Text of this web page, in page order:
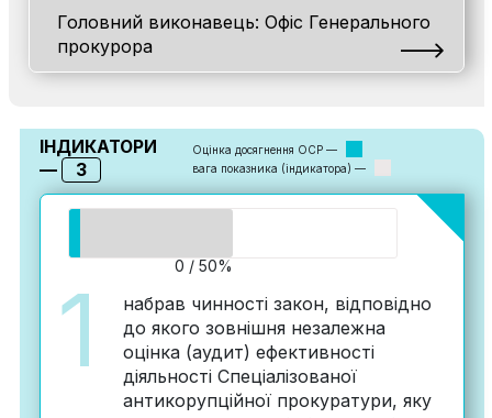
Головний виконавець: Офіс Генерального
прокурора
ІНДИКАТОРИ
—
3
Оцінка досягнення ОСР —
вага показника (індикатора) —
1
0 / 50%
набрав чинності закон, відповідно
до якого зовнішня незалежна
оцінка (аудит) ефективності
діяльності Спеціалізованої
антикорупційної прокуратури, яку